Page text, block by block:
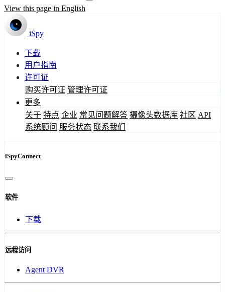
View this page in English
iSpy
下载
用户指南
许可证
购买许可证 管理许可证
更多
关于 特点 企业 常见问题解答 摄像头数据库 社区 API
系统顾问 服务状态 联系我们
iSpyConnect
软件
下载
远程访问
Agent DVR